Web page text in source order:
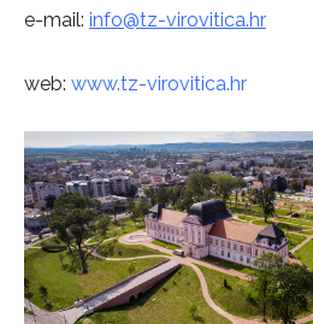
e-mail: info@tz-virovitica.hr
web: www.tz-virovitica.hr